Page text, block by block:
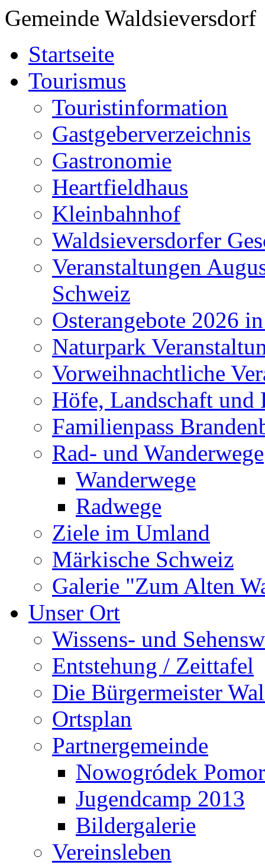
Gemeinde Waldsieversdorf
Startseite
Tourismus
Touristinformation
Gastgeberverzeichnis
Gastronomie
Heartfieldhaus
Kleinbahnhof
Waldsieversdorfer
Veranstaltungen
Schweiz
Osterangebote 2026
Naturpark
Vorweihnachtliche
Höfe, Landschaft und
Familienpass
Rad- und Wanderwege
Wanderwege
Radwege
Ziele im Umland
Märkische Schweiz
Galerie "Zum Alten
Unser Ort
Wissens- und
Entstehung / Zeittafel
Die Bürgermeister
Ortsplan
Partnergemeinde
Nowogródek
Jugendcamp 2013
Bildergalerie
Vereinsleben